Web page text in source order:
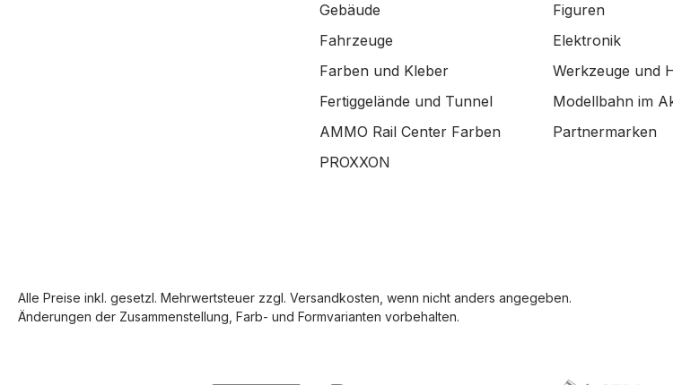
Gebäude
Figuren
Fahrzeuge
Elektronik
Farben und Kleber
Werkzeuge und
Fertiggelände und Tunnel
Modellbahn im
AMMO Rail Center Farben
Partnermarken
PROXXON
Alle Preise inkl. gesetzl. Mehrwertsteuer zzgl. Versandkosten , wenn nicht anders angegeben.
Änderungen der Zusammenstellung, Farb- und Formvarianten vorbehalten.